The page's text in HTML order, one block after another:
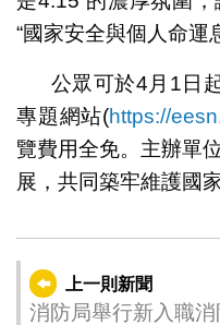
“國家安全與個人命運
公眾可於4月1日
專題網站(https://
覽費用全免。主辦單
展，共同築牢維護國
上一則新聞
消防局舉行新入職